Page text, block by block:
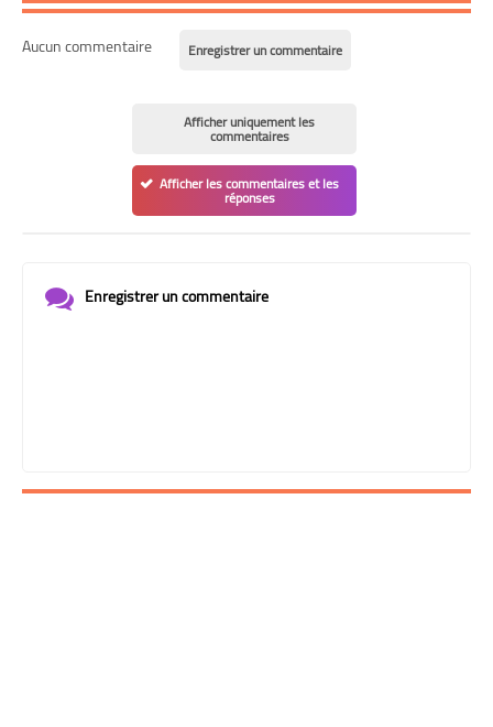
Aucun commentaire Enregistrer un commentaire
Afficher uniquement les
commentaires
Afficher les commentaires et les
réponses
Enregistrer un commentaire